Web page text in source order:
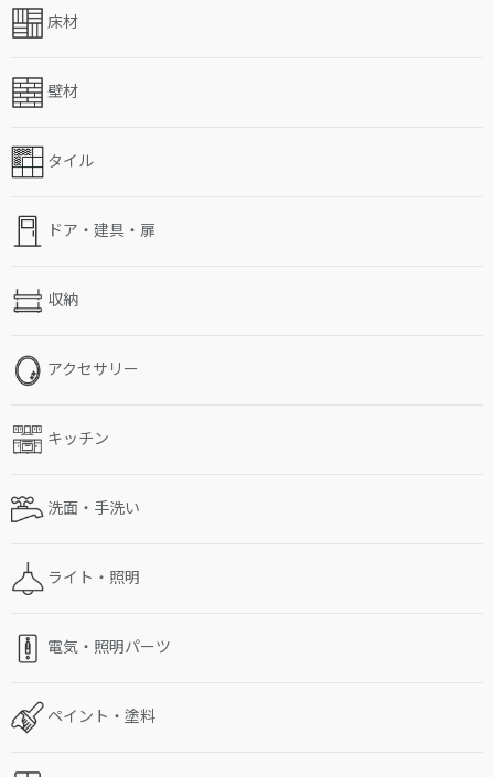
床材
壁材
タイル
ドア・建具・扉
収納
アクセサリー
キッチン
洗面・手洗い
ライト・照明
電気・照明パーツ
ペイント・塗料